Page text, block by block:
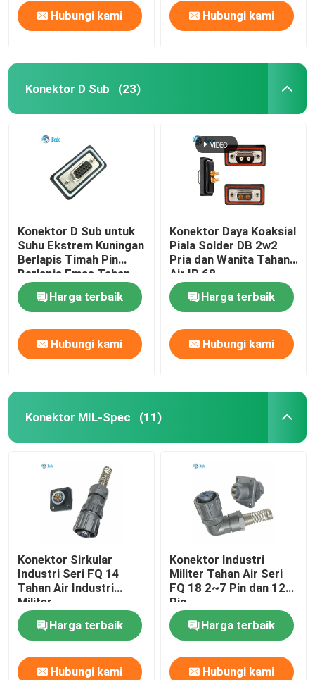
Rumah
Produk
Tentang kita
Wisata pabrik
Kontrol kualitas
Hubungi kami
Berita
Blog
Hubungi kami Hubungi kami
Konektor D Sub (23)
Konektor D Sub untuk
Suhu Ekstrem Kuningan
Berlapis Timah Pin
Berlapis Emas Tahan
Air IP68 -55°C Hingga
125°CHarga terbaik
Hubungi kami
Konektor Daya Koaksial
Piala Solder DB 2w2
Pria dan Wanita Tahan
Air IP 68
Harga terbaik
Hubungi kami
Konektor MIL-Spec (11)
Konektor Sirkular
Industri Seri FQ 14
Tahan Air Industri
Militer
Harga terbaik
Hubungi kami
Konektor Industri
Militer Tahan Air Seri
FQ 18 2~7 Pin dan 12
Pin
Harga terbaik
Hubungi kami